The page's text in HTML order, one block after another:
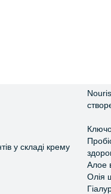
у складі крему
Алое
Олія